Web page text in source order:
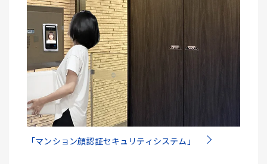
「マンション顔認証セキュリティシステム」